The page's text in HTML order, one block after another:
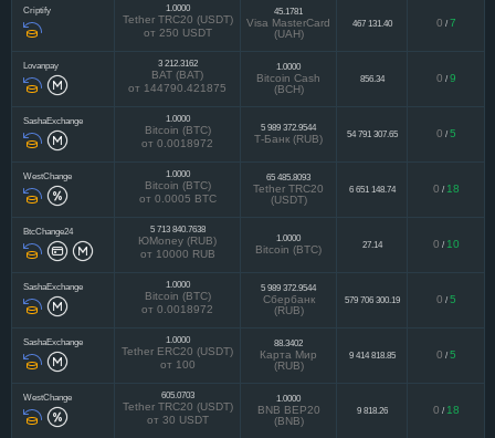
Criptify 1.0000
Tether TRC20 (USDT)
от 250 USDT
45.1781
Visa MasterCard
(UAH)
467 131.40 0 / 7
Lovanpay 3 212.3162
BAT (BAT)
от 144790.421875
1.0000
Bitcoin Cash
(BCH)
856.34 0 / 9
SashaExchange 1.0000
Bitcoin (BTC)
от 0.0018972
5 989 372.9544
Т-Банк (RUB) 54 791 307.65 0 / 5
WestChange 1.0000
Bitcoin (BTC)
от 0.0005 BTC
65 485.8093
Tether TRC20
(USDT)
6 651 148.74 0 / 18
BtcChange24 5 713 840.7638
ЮMoney (RUB)
от 10000 RUB
1.0000
Bitcoin (BTC) 27.14 0 / 10
SashaExchange 1.0000
Bitcoin (BTC)
от 0.0018972
5 989 372.9544
Сбербанк
(RUB)
579 706 300.19 0 / 5
SashaExchange 1.0000
Tether ERC20 (USDT)
от 100
88.3402
Карта Мир
(RUB)
9 414 818.85 0 / 5
WestChange 605.0703
Tether TRC20 (USDT)
от 30 USDT
1.0000
BNB BEP20
(BNB)
9 818.26 0 / 18